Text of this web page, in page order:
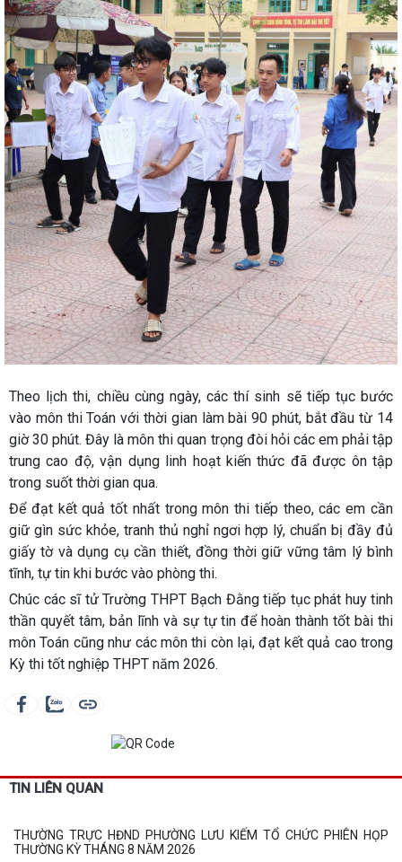
Theo lịch thi, chiều cùng ngày, các thí sinh sẽ tiếp tục bước
vào môn thi Toán với thời gian làm bài 90 phút, bắt đầu từ 14
giờ 30 phút. Đây là môn thi quan trọng đòi hỏi các em phải tập
trung cao độ, vận dụng linh hoạt kiến thức đã được ôn tập
trong suốt thời gian qua.
Để đạt kết quả tốt nhất trong môn thi tiếp theo, các em cần
giữ gìn sức khỏe, tranh thủ nghỉ ngơi hợp lý, chuẩn bị đầy đủ
giấy tờ và dụng cụ cần thiết, đồng thời giữ vững tâm lý bình
tĩnh, tự tin khi bước vào phòng thi.
Chúc các sĩ tử Trường THPT Bạch Đằng tiếp tục phát huy tinh
thần quyết tâm, bản lĩnh và sự tự tin để hoàn thành tốt bài thi
môn Toán cũng như các môn thi còn lại, đạt kết quả cao trong
Kỳ thi tốt nghiệp THPT năm 2026.
TIN LIÊN QUAN
THƯỜNG TRỰC HĐND PHƯỜNG LƯU KIẾM TỔ CHỨC PHIÊN HỌP
THƯỜNG KỲ THÁNG 8 NĂM 2026